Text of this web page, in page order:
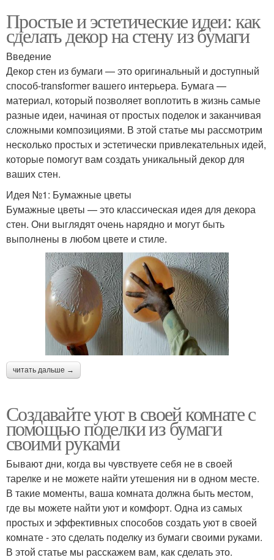
Простые и эстетические идеи: как
сделать декор на стену из бумаги
Введение
Декор стен из бумаги — это оригинальный и доступный
способ-transformer вашего интерьера. Бумага —
материал, который позволяет воплотить в жизнь самые
разные идеи, начиная от простых поделок и заканчивая
сложными композициями. В этой статье мы рассмотрим
несколько простых и эстетически привлекательных идей,
которые помогут вам создать уникальный декор для
ваших стен.
Идея №1: Бумажные цветы
Бумажные цветы — это классическая идея для декора
стен. Они выглядят очень нарядно и могут быть
выполнены в любом цвете и стиле.
читать дальше →
Создавайте уют в своей комнате с
помощью поделки из бумаги
своими руками
Бывают дни, когда вы чувствуете себя не в своей
тарелке и не можете найти утешения ни в одном месте.
В такие моменты, ваша комната должна быть местом,
где вы можете найти уют и комфорт. Одна из самых
простых и эффективных способов создать уют в своей
комнате - это сделать поделку из бумаги своими руками.
В этой статье мы расскажем вам, как сделать это.